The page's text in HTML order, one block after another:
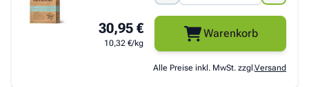
30,95 €
10,32 €/kg
Warenkorb
Alle Preise inkl. MwSt. zzgl.Versand